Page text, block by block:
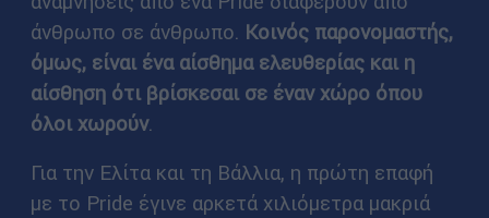
άνθρωπο σε άνθρωπο. Κοινός παρονομαστής,
όμως, είναι ένα αίσθημα ελευθερίας και η
αίσθηση ότι βρίσκεσαι σε έναν χώρο όπου
όλοι χωρούν.
Για την Ελίτα και τη Βάλλια, η πρώτη επαφή
με το Pride έγινε αρκετά χιλιόμετρα μακριά